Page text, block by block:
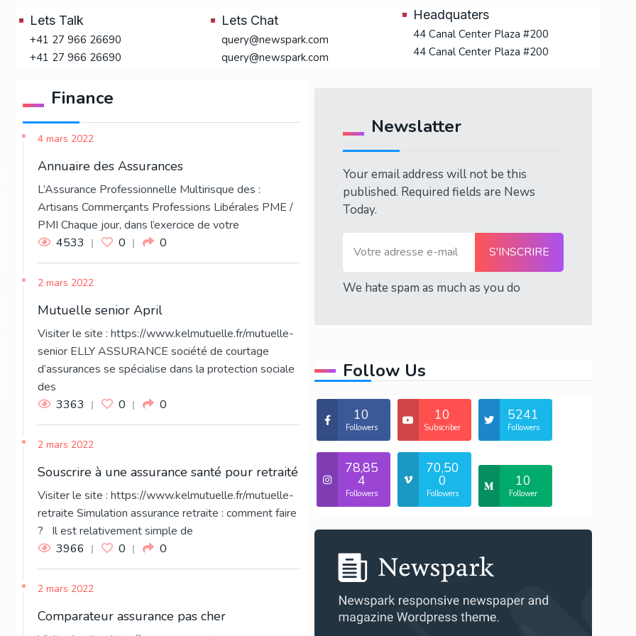
Lets Talk
+41 27 966 26690
+41 27 966 26690
Lets Chat
query@newspark.com
query@newspark.com
Headquaters
44 Canal Center Plaza #200
44 Canal Center Plaza #200
Finance
4 mars 2022
Annuaire des Assurances
L’Assurance Professionnelle Multirisque des :
Artisans Commerçants Professions Libérales PME /
PMI Chaque jour, dans l’exercice de votre
4533
0 0
2 mars 2022
Mutuelle senior April
Visiter le site : https://www.kelmutuelle.fr/mutuelle-
senior ELLY ASSURANCE société de courtage
d’assurances se spécialise dans la protection sociale
des
3363
0 0
2 mars 2022
Souscrire à une assurance santé pour retraité
Visiter le site : https://www.kelmutuelle.fr/mutuelle-
retraite Simulation assurance retraite : comment faire
? Il est relativement simple de
3966
0 0
2 mars 2022
Comparateur assurance pas cher
Newslatter
Your email address will not be this
published. Required fields are News
Today.
We hate spam as much as you do
Follow Us
10
Followers
10
Subscriber
5241
Followers
78,85
4
Followers
70,50
0
Followers
10
Follower